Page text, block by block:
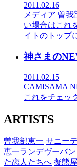
2011.02.16
メディア 曽我
い場合はこれ
イトのトップ
神さまの
2011.02.15
CAMISAMA
これをチェッ
ARTISTS
曽我部恵一 サニー
恵一ランデヴーバン
た恋人たちへ 擬態屋